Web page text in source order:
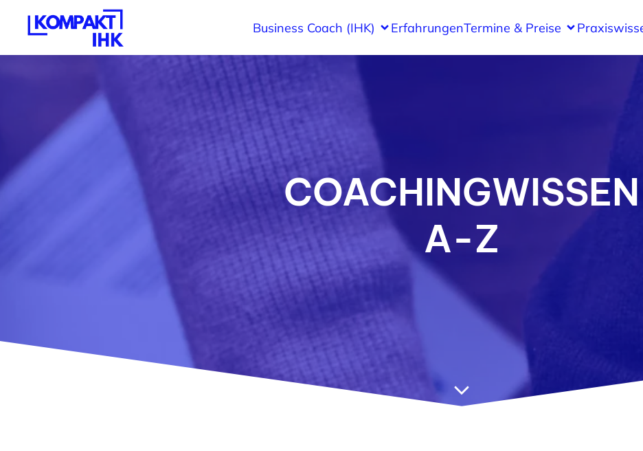
Business Coach (IHK) ErfahrungenTermine & Preise
COACHINGWISSEN
A-Z